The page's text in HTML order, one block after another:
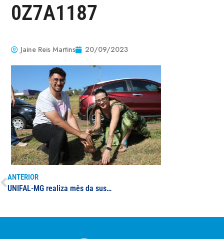
0Z7A1187
Jaine Reis Martins 20/09/2023
ANTERIOR
UNIFAL-MG realiza mês da sustentabilidade nos campi de Alfenas, Poços de Caldas e Varginha